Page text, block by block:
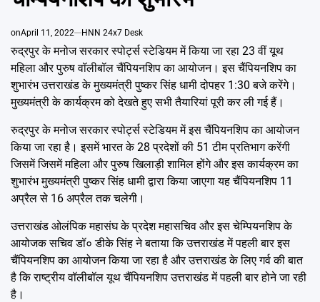
onApril 11, 2022 HNN 24x7 Desk
रुद्रपुर के मनोज सरकार स्पोर्ट्स स्टेडियम में किया जा रहा 23 वीं यूथ
महिला और पुरुष वॉलीबॉल चैंपियनशिप का आयोजन। इस चैंपियनशिप का
शुभारंभ उत्तराखंड के मुख्यमंत्री पुष्कर सिंह धामी दोपहर 1:30 बजे करेंगे।
मुख्यमंत्री के कार्यक्रम को देखते हुए सभी तैयारियां पूरी कर ली गई हैं।
रुद्रपुर के मनोज सरकार स्पोर्ट्स स्टेडियम में इस चैंपियनशिप का आयोजन
किया जा रहा है। इसमें भारत के 28 प्रदेशों की 51 टीम प्रतिभाग करेंगी
जिसमें जिसमें महिला और पुरुष खिलाड़ी शामिल होंगे और इस कार्यक्रम का
शुभारंभ मुख्यमंत्री पुष्कर सिंह धामी द्वारा किया जाएगा यह चैंपियनशिप 11
अप्रैल से 16 अप्रैल तक चलेगी।
उत्तराखंड ओलंपिक महासंघ के प्रदेश महासचिव और इस चेम्पियनशिप के
आयोजक सचिव डॉ० डीके सिंह ने बताया कि उत्तराखंड में पहली बार इस
चैंपियनशिप का आयोजन किया जा रहा है और उत्तराखंड के लिए गर्व की बात
है कि राष्ट्रीय वॉलीबॉल यूथ चैंपियनशिप उत्तराखंड में पहली बार होने जा रही
है।